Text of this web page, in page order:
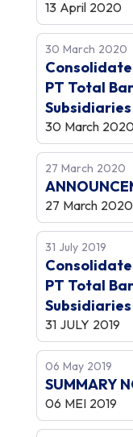
13 April 2020
30 March 2020
PT Total
Subsidiaries
30 March
27 March 2020
27 March 2020
31 July 2019
PT Total
Subsidiaries
31 JULY 2019
06 May 2019
SUMMARY
06 MEI 2019